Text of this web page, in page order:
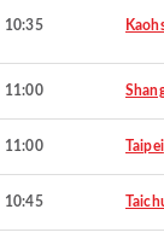
10:35
11:00
11:00 Taipei
10:45